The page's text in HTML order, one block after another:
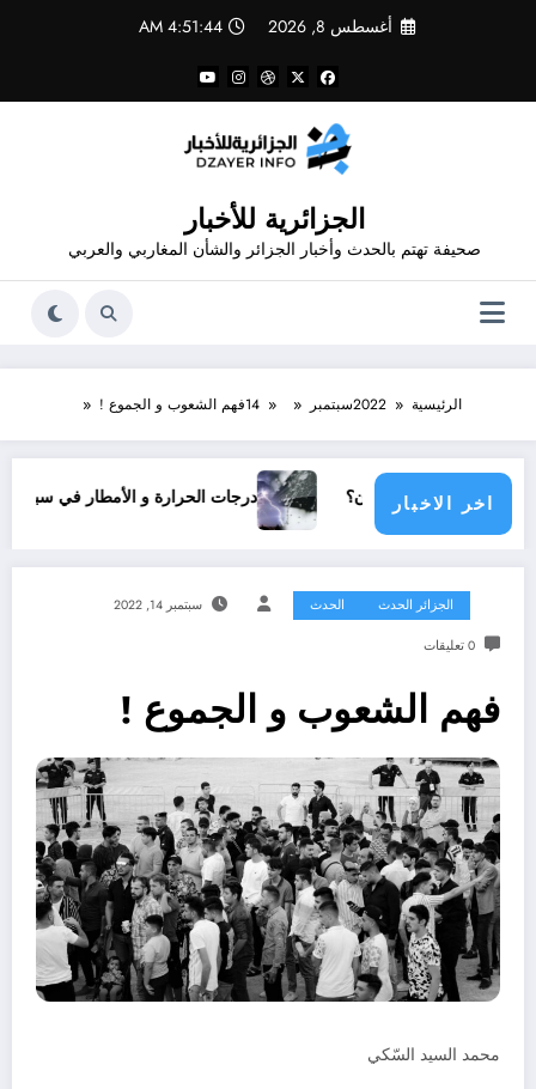
أغسطس 8, 2026 4:51:44 AM
الجزائرية للأخبار
صحيفة تهتم بالحدث وأخبار الجزائر والشأن المغاربي والعربي
الرئيسية 2022سبتمبر 14فهم الشعوب و الجموع !
اخر الاخبار
يناشدون؟ درجات الحرارة و الأمطار في سبتمبر 2026 في الجزائر
الجزائر الحدث الحدث سبتمبر 14, 2022
0 تعليقات
فهم الشعوب و الجموع !
محمد السيد السّكي